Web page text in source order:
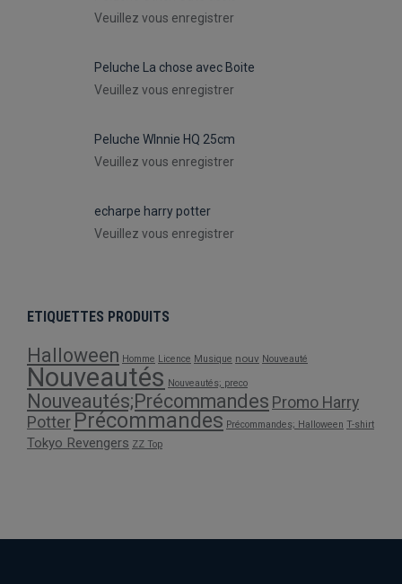
Veuillez vous enregistrer
Peluche La chose avec Boite
Veuillez vous enregistrer
Peluche WInnie HQ 25cm
Veuillez vous enregistrer
echarpe harry potter
Veuillez vous enregistrer
ETIQUETTES PRODUITS
Halloween Homme Licence Musique nouv Nouveauté
Nouveautés Nouveautés; preco
Nouveautés;Précommandes Promo Harry
Potter Précommandes Précommandes; Halloween T-shirt
Tokyo Revengers ZZ Top